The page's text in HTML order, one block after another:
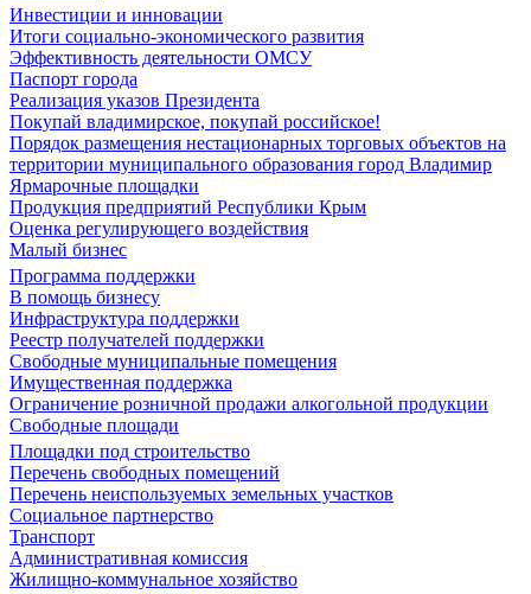
Инвестиции и инновации
Итоги социально-экономического развития
Эффективность деятельности ОМСУ
Паспорт города
Реализация указов Президента
Покупай владимирское, покупай российское!
Порядок размещения нестационарных торговых объектов на
территории муниципального образования город Владимир
Ярмарочные площадки
Продукция предприятий Республики Крым
Оценка регулирующего воздействия
Малый бизнес
Программа поддержки
В помощь бизнесу
Инфраструктура поддержки
Реестр получателей поддержки
Свободные муниципальные помещения
Имущественная поддержка
Ограничение розничной продажи алкогольной продукции
Свободные площади
Площадки под строительство
Перечень свободных помещений
Перечень неиспользуемых земельных участков
Социальное партнерство
Транспорт
Административная комиссия
Жилищно-коммунальное хозяйство